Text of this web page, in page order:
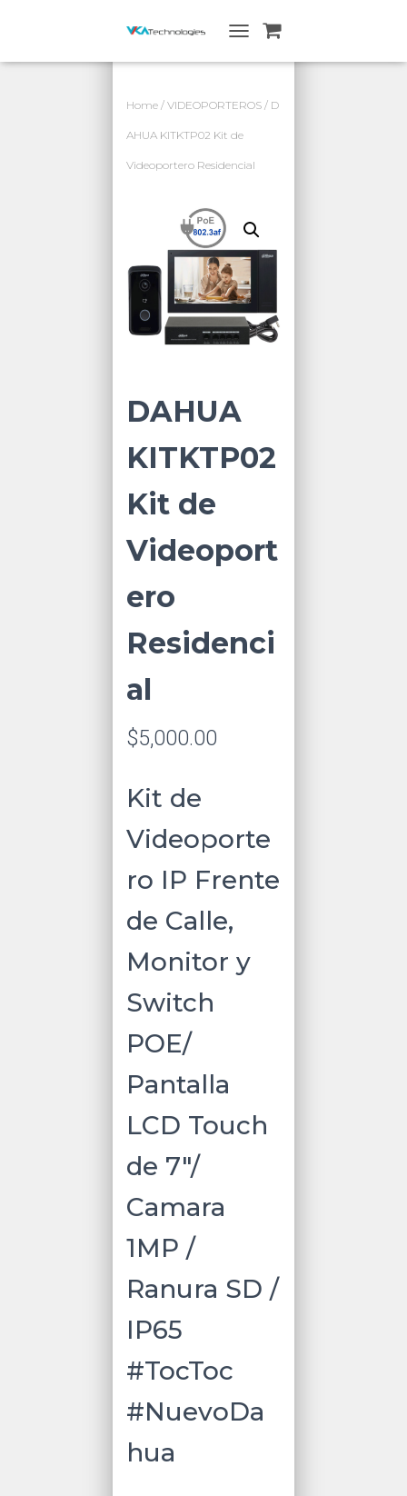
L
N
R
E
G
C
I
Ó
N
Home / VIDEOPORTEROS / D
AHUA KITKTP02 Kit de
Videoportero Residencial
DAHUA
KITKTP02
Kit de
Videoport
ero
Residenci
al
$5,000.00
Kit de
Videoporte
ro IP Frente
de Calle,
Monitor y
Switch
POE/
Pantalla
LCD Touch
de 7″/
Camara
1MP /
Ranura SD /
IP65
#TocToc
#NuevoDa
hua